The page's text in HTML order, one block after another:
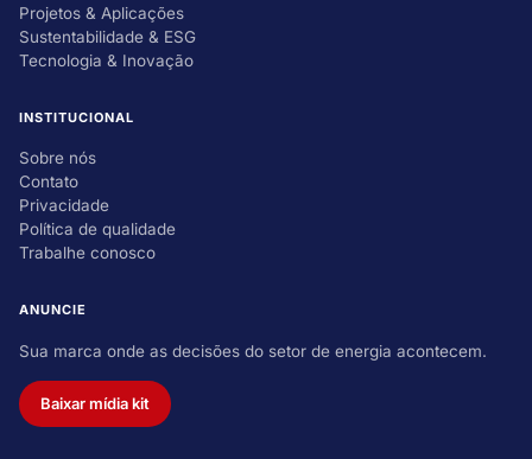
Projetos & Aplicações
Sustentabilidade & ESG
Tecnologia & Inovação
INSTITUCIONAL
Sobre nós
Contato
Privacidade
Política de qualidade
Trabalhe conosco
ANUNCIE
Sua marca onde as decisões do setor de energia acontecem.
Baixar mídia kit